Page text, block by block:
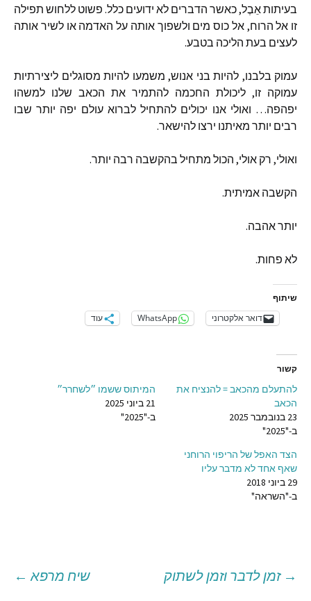
בעיתותאֵבֶל,כאשר הדברים לא ידועים כלל. פשוט ללחוש תפילה
זו אל הרוח,אל כוס מים ולשפוך אותה על האדמה או לשיר אותה
לעצים בעת הליכה בטבע.
עמוק בלבנו, להיות בני אנוש, משמעו להיות מסוגלים ליצירתיות
עמוקה זו, ליכולת החכמה להתמיר את הכאב שלנו למשהו
יפהפה… ואולי אנו יכולים להתחיל לברוא עולם יפה יותר שבו
רבים יותר מאיתנו ירצו להישאר.
ואולי, רק אולי, הכול מתחיל בהקשבה רבה יותר.
הקשבה אמיתית.
יותראהבה.
לא פחות.
שיתוף
דואר אלקטרוני WhatsApp עוד
קשור
להתעלם מהכאב = להנציח את
הכאב
23 בנובמבר 2025
ב-"2025"
המיתוס ששמו ״לשחרר״
21 ביוני 2025
ב-"2025"
הצד האפל של הריפוי הרוחני
שאף אחד לא מדבר עליו
29 ביוני 2018
ב-"השראה"
ניווט
→ זמן לדבר וזמן לשתוק שיח מרפא ←